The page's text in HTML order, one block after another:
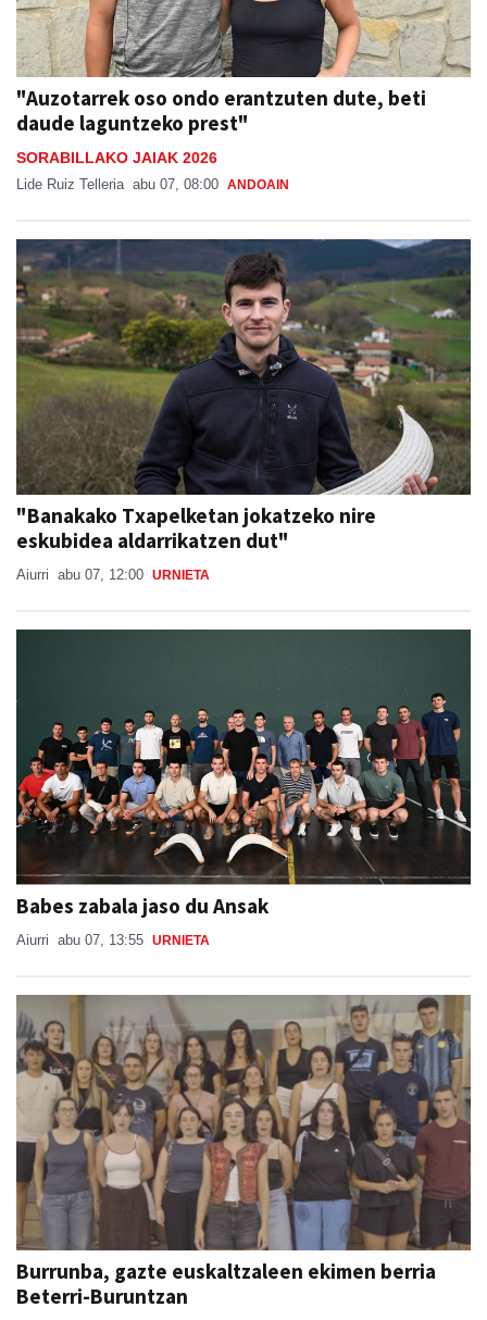
"Auzotarrek oso ondo erantzuten dute, beti
daude laguntzeko prest"
SORABILLAKO JAIAK 2026
Lide Ruiz Telleria abu 07, 08:00 ANDOAIN
"Banakako Txapelketan jokatzeko nire
eskubidea aldarrikatzen dut"
Aiurri abu 07, 12:00 URNIETA
Babes zabala jaso du Ansak
Aiurri abu 07, 13:55 URNIETA
Burrunba, gazte euskaltzaleen ekimen berria
Beterri-Buruntzan